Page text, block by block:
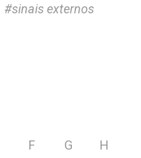
sinais externos
F G
H